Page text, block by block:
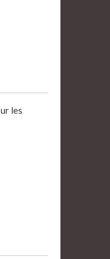
les